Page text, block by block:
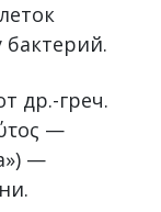
бактерий.
др.-греч.
—
—